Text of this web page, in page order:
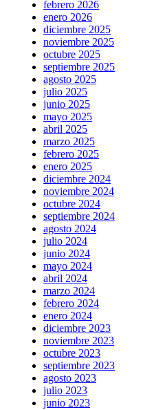
febrero 2026
enero 2026
diciembre 2025
noviembre 2025
octubre 2025
septiembre 2025
agosto 2025
julio 2025
junio 2025
mayo 2025
abril 2025
marzo 2025
febrero 2025
enero 2025
diciembre 2024
noviembre 2024
octubre 2024
septiembre 2024
agosto 2024
julio 2024
junio 2024
mayo 2024
abril 2024
marzo 2024
febrero 2024
enero 2024
diciembre 2023
noviembre 2023
octubre 2023
septiembre 2023
agosto 2023
julio 2023
junio 2023